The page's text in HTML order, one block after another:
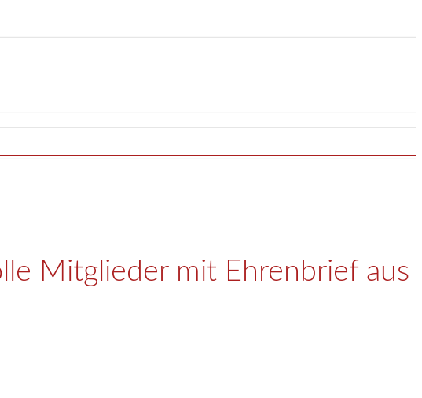
Mitglieder mit Ehrenbrief aus